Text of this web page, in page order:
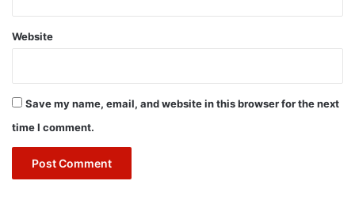
Website
Save my name, email, and website in this browser for the next
time I comment.